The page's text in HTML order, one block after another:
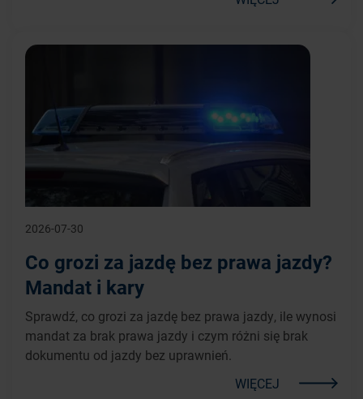
2026-07-30
Co grozi za jazdę bez prawa jazdy?
Mandat i kary
Sprawdź, co grozi za jazdę bez prawa jazdy, ile wynosi
mandat za brak prawa jazdy i czym różni się brak
dokumentu od jazdy bez uprawnień.
WIĘCEJ